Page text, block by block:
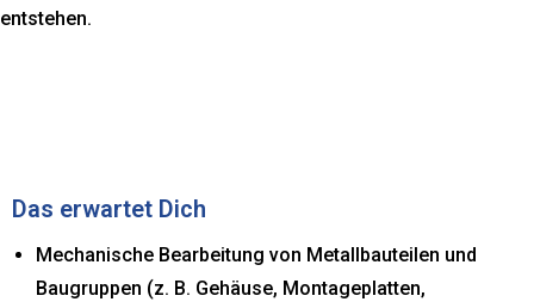
entstehen.
Das erwartet Dich
Mechanische Bearbeitung von Metallbauteilen und
Baugruppen (z. B. Gehäuse, Montageplatten,